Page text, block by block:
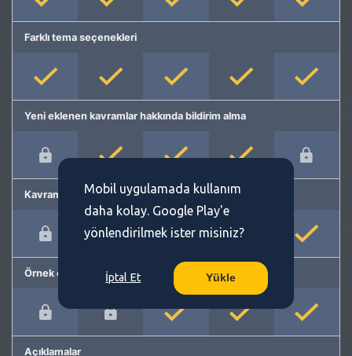
Farklı tema seçenekleri
Yeni eklenen kavramlar hakkında bildirim alma
Kavram önerme
Örnek cümleler
Açıklamalar
Mobil uygulamada kullanım
daha kolay. Google Play'e
yönlendirilmek ister misiniz?
İptal Et Yükle